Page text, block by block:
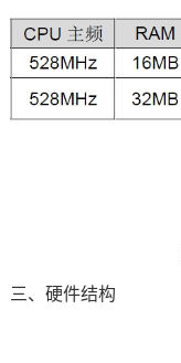
三、硬件结构